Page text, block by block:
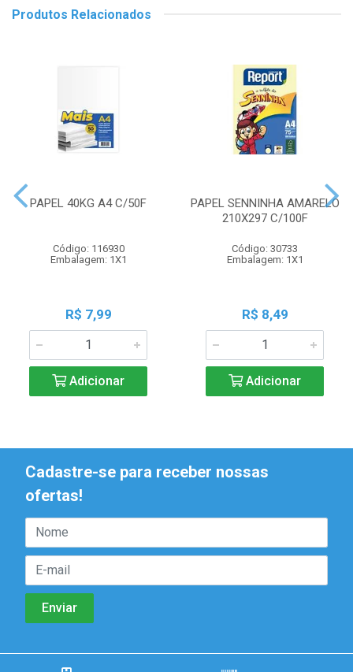
Produtos Relacionados
PAPEL 40KG A4 C/50F
Código: 116930
Embalagem: 1X1
R$ 7,99
Adicionar
PAPEL SENNINHA AMARELO
210X297 C/100F
Código: 30733
Embalagem: 1X1
R$ 8,49
Adicionar
Cadastre-se para receber nossas
ofertas!